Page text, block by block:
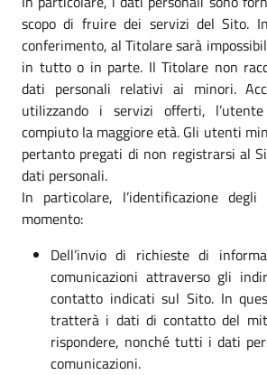
scopo di fruire dei servizi del Sito.
conferimento, al Titolare sarà
in tutto o in parte. Il Titolare non
dati personali relativi ai minori.
utilizzando i servizi offerti,
compiuto la maggiore età. Gli utenti
pertanto pregati di non registrarsi al
dati personali.
In particolare, l’identificazione
momento:
Dell’invio di richieste di
comunicazioni attraverso gli
contatto indicati sul Sito. In
tratterà i dati di contatto del
rispondere, nonché tutti i dati
comunicazioni.